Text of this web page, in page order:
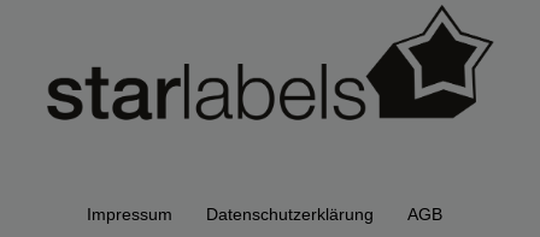
Impressum Daten­schutz­erklärung AGB